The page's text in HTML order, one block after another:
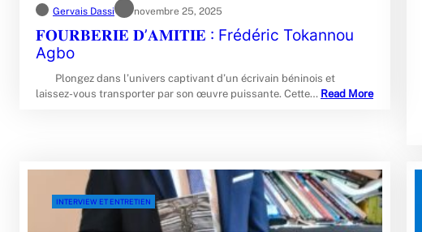
Gervais Dassi novembre 25, 2025
𝐅𝐎𝐔𝐑𝐁𝐄𝐑𝐈𝐄 𝐃’𝐀𝐌𝐈𝐓𝐈𝐄 : Frédéric Tokannou
Agbo
Plongez dans l’univers captivant d’un écrivain béninois et
laissez-vous transporter par son œuvre puissante. Cette… Read More
INTERVIEW ET ENTRETIEN